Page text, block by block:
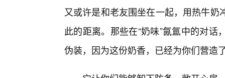
又或许是和老友围坐在一起，用热牛
此的距离。那些在“奶味”氤氲中的对
伪装，因为这份奶香，已经为你们营造